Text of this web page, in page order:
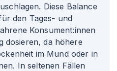
Diese Balance
den Tages- und
Konsument:innen
dosieren, da höhere
im Mund oder in
In seltenen Fällen